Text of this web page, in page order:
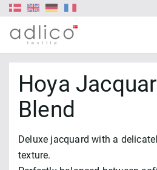
Hoya
Blend
Deluxe jacquard with a
texture.